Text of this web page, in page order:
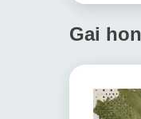
Gai